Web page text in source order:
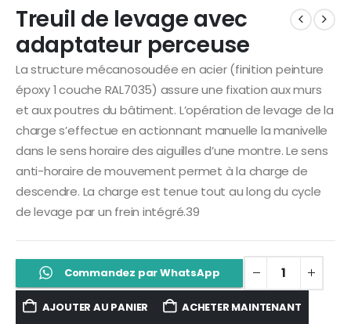
Treuil de levage avec
adaptateur perceuse
La structure mécanosoudée en acier (finition peinture
époxy 1 couche RAL7035) assure une fixation aux murs
et aux poutres du bâtiment. L’opération de levage de la
charge s’effectue en actionnant manuelle la manivelle
dans le sens horaire des aiguilles d’une montre. Le sens
anti-horaire de mouvement permet à la charge de
descendre. La charge est tenue tout au long du cycle
de levage par un frein intégré.39
Commandez par WhatsApp
AJOUTER AU PANIER ACHETER MAINTENANT